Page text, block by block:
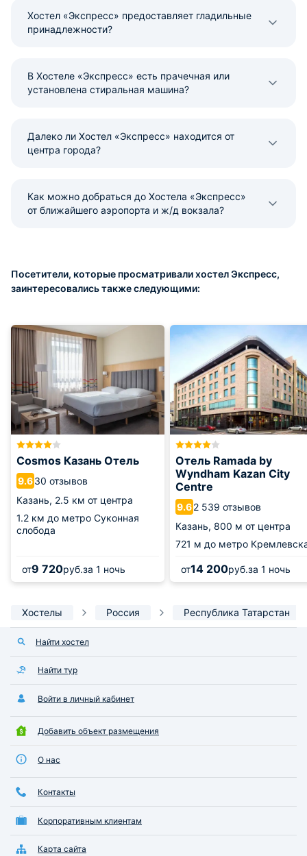
Хостел «Экспресс» предоставляет гладильные
принадлежности?
В Хостеле «Экспресс» есть прачечная или
установлена стиральная машина?
Далеко ли Хостел «Экспресс» находится от
центра города?
Как можно добраться до Хостела «Экспресс»
от ближайшего аэропорта и ж/д вокзала?
Посетители, которые просматривали хостел Экспресс,
заинтересовались также следующими:
Cosmos Казань Отель
9.630 отзывов
Казань, 2.5 км от центра
1.2 км до метро Суконная
слобода
от9 720руб.за 1 ночь
Отель Ramada by
Wyndham Kazan City
Centre
9.62 539 отзывов
Казань, 800 м от центра
721 м до метро
от14 200руб.за 1 ночь
Хостелы Россия Республика Татарстан
Найти хостел
Найти тур
Войти в личный кабинет
Добавить объект размещения
О нас
Контакты
Корпоративным клиентам
Карта сайта